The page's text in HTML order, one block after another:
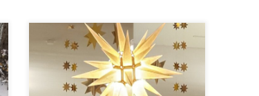
Die traditionelle Weihnachtsfeier der
AWO Abteilung Kreuzberg fand am
20. Dezember 2023 in der
Begegnungsstätte Charlottenstraße in